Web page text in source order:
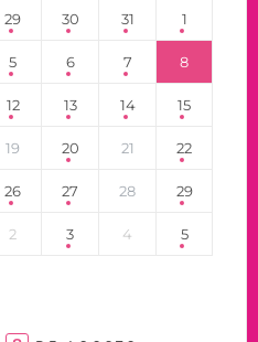
29 30 31 1
5 6 7 8
12 13 14 15
19 20 21 22
26 27 28 29
2 3 4 5